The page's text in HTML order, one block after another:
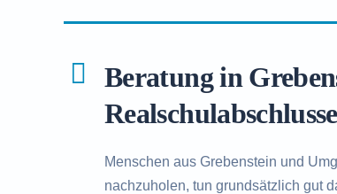
Beratung in
Menschen aus Grebenstein und
nachzuholen, tun grundsätzlich gut